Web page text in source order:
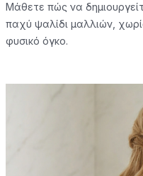
Μάθετε πώς να
παχύ ψαλίδι μαλλιών,
φυσικό όγκο.